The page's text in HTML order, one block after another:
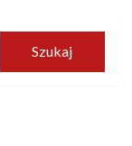
Szukaj